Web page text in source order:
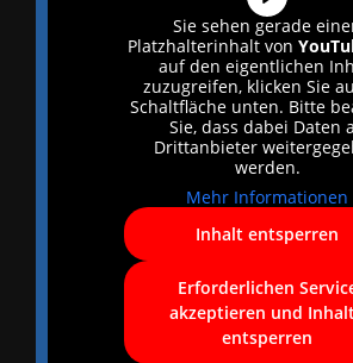
Sie sehen gerade
Platzhalterinhalt von
auf den eigentlichen
zuzugreifen, klicken Sie
Schaltfläche unten. Bitte
Sie, dass dabei Daten
Drittanbieter
werden.
Mehr Informationen
Inhalt entsperren
Erforderlichen
akzeptieren und
entsperren